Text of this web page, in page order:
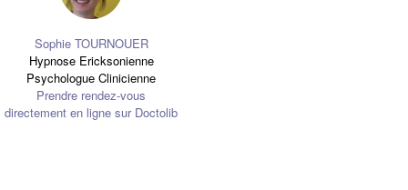
Sophie TOURNOUER
Hypnose Ericksonienne
Psychologue Clinicienne
Prendre rendez-vous
directement en ligne sur Doctolib